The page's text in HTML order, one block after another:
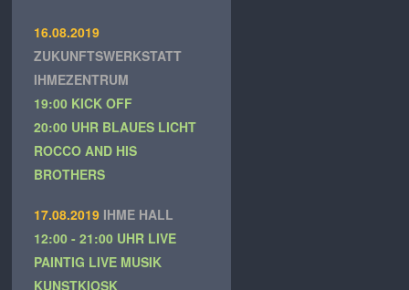
16.08.2019
ZUKUNFTSWERKSTATT
IHMEZENTRUM
19:00 KICK OFF
20:00 UHR BLAUES LICHT
ROCCO AND HIS
BROTHERS
17.08.2019 IHME HALL
12:00 - 21:00 UHR LIVE
PAINTIG LIVE MUSIK
KUNSTKIOSK